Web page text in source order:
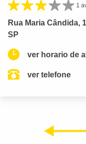
1
Rua Maria Cândida,
SP
ver horario de
ver telefone